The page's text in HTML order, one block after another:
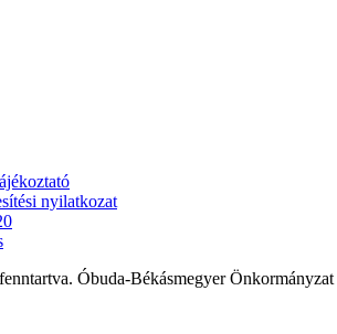
nyilatkozat
Óbuda-Békásmegyer Önkormányzat